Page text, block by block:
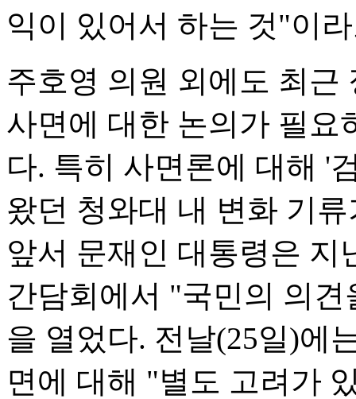
익이 있어서 하는 것"이
주호영 의원 외에도 최근
사면에 대한 논의가 필요
다. 특히 사면론에 대해 '
왔던 청와대 내 변화 기
앞서 문재인 대통령은 지
간담회에서 "국민의 의
을 열었다. 전날(25일)에
면에 대해 "별도 고려가